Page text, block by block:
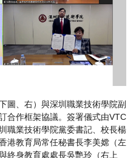
圖、右）與深圳職業技術學院副
合作框架協議。簽署儀式由VTC
職業技術學院黨委書記、校長楊
港教育局常任秘書長李美嫦（左
終身教育處處長吳艷玲（右上